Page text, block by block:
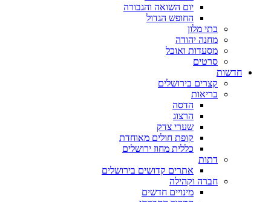
יום השואה והגבורה
החופש הגדול
בתי מלון
מחנה יהודה
מסעדות ואוכל
סרטים
חדשות
קצרים בירושלים
בריאות
הדסה
הרצוג
שערי צדק
קופת חולים מאוחדת
כללית מחוז ירושלים
דתות
אתרים קדושים בירושלים
חברה וקהילה
מינויים חדשים